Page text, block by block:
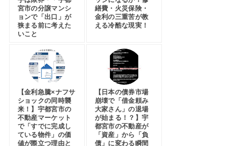
宮市の分譲マンシ
ョンで「出口」が
狭まる前に考えた
いこと
繕費・火災保険・
金利の三重苦が教
える冷酷な現実！
【金利急騰×ナフサ
ショックの同時襲
来！】宇都宮市の
不動産マーケット
で「すでに完成し
ている物件」の価
値が際立つ理由と
【日本の債券市場
崩壊で「借金頼み
大家さん」の退場
が始まる！？】宇
都宮市の不動産が
「資産」から「負
債」に変わる瞬間